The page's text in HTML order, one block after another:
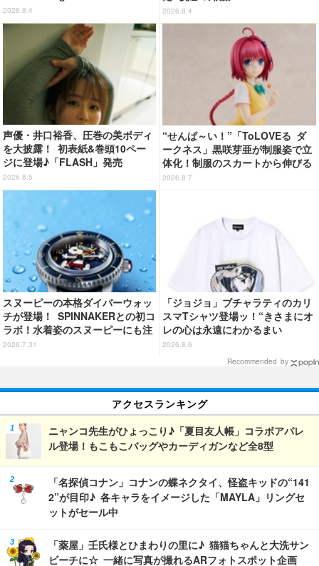
P SHOP「MAGIC STAGE」に新
商品登場
2026.8.4 2026.8.4
声優・井口裕香、圧巻の美ボディ
を大披露！ 初表紙&巻頭10ペー
ジに登場♪「FLASH」発売
2026.8.5
“せんぱ～い！”「ToLOVEる ダ
ークネス」黒咲芽亜が制服姿で立
体化！制服のスカートから伸びる
下半身のプロポーションの再現が
アツい！
2026.8.7
スヌーピーの本格ダイバーウォッ
チが登場！ SPINNAKERとの初コ
ラボ！水着姿のスヌーピーにも注
目
2026.7.31
「ジョジョ」ブチャラティのカリ
スマTシャツ登場ッ！“きさまにオ
レの心は永遠にわかるまい
ッ！”や感動のクライマックスを
2026.8.6
Recommended by
アクセスランキング
ニャンコ先生がひょっこり♪「夏目友人帳」コラボアパレ
ル登場！もこもこバッグやカーディガンなど全8型
「名探偵コナン」コナンの蝶ネクタイ、怪盗キッドの“141
2”が目印♪ 各キャラをイメージした「MAYLA」リングセ
ットがセール中
「薬屋」壬氏様とひまわりの里に♪ 猫猫ちゃんと大洗サン
ビーチに☆ 一緒に写真が撮れるARフォトスポット企画